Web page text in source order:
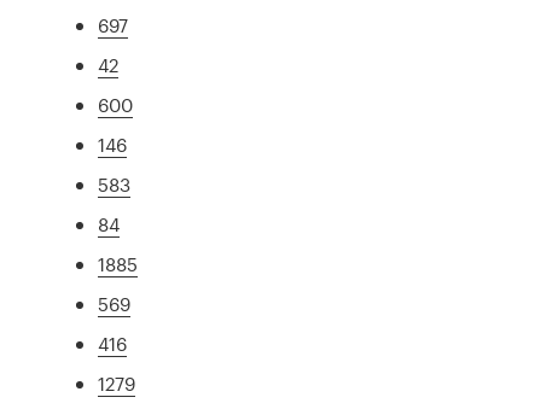
697
42
600
146
583
84
1885
569
416
1279